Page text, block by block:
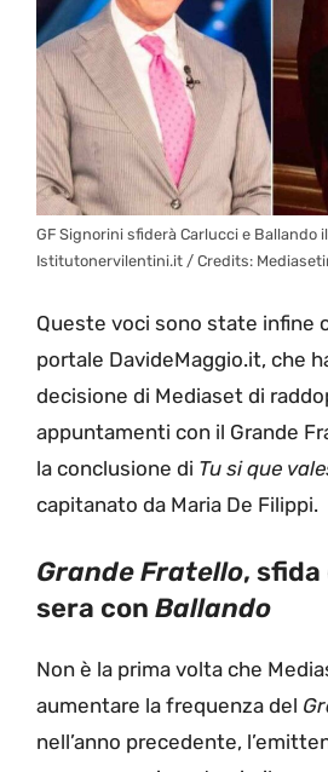
GF Signorini sfiderà Carlucci e Ballando
Istitutonervilentini.it / Credits:
Queste voci sono state infine
portale DavideMaggio.it, che
decisione di Mediaset di
appuntamenti con il Grande
la conclusione di Tu si que
capitanato da Maria De Filippi.
Grande Fratello,
sera con Ballando
Non è la prima volta che
aumentare la frequenza del
nell’anno precedente,